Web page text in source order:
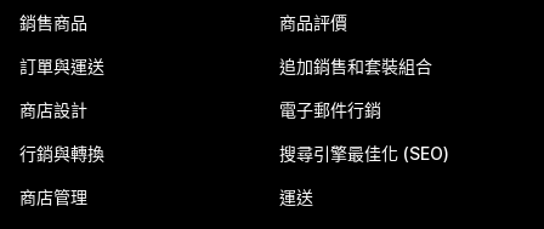
銷售商品
訂單與運送
商店設計
行銷與轉換
商店管理
商品評價
追加銷售和套裝組合
電子郵件行銷
搜尋引擎最佳化 (SEO)
運送